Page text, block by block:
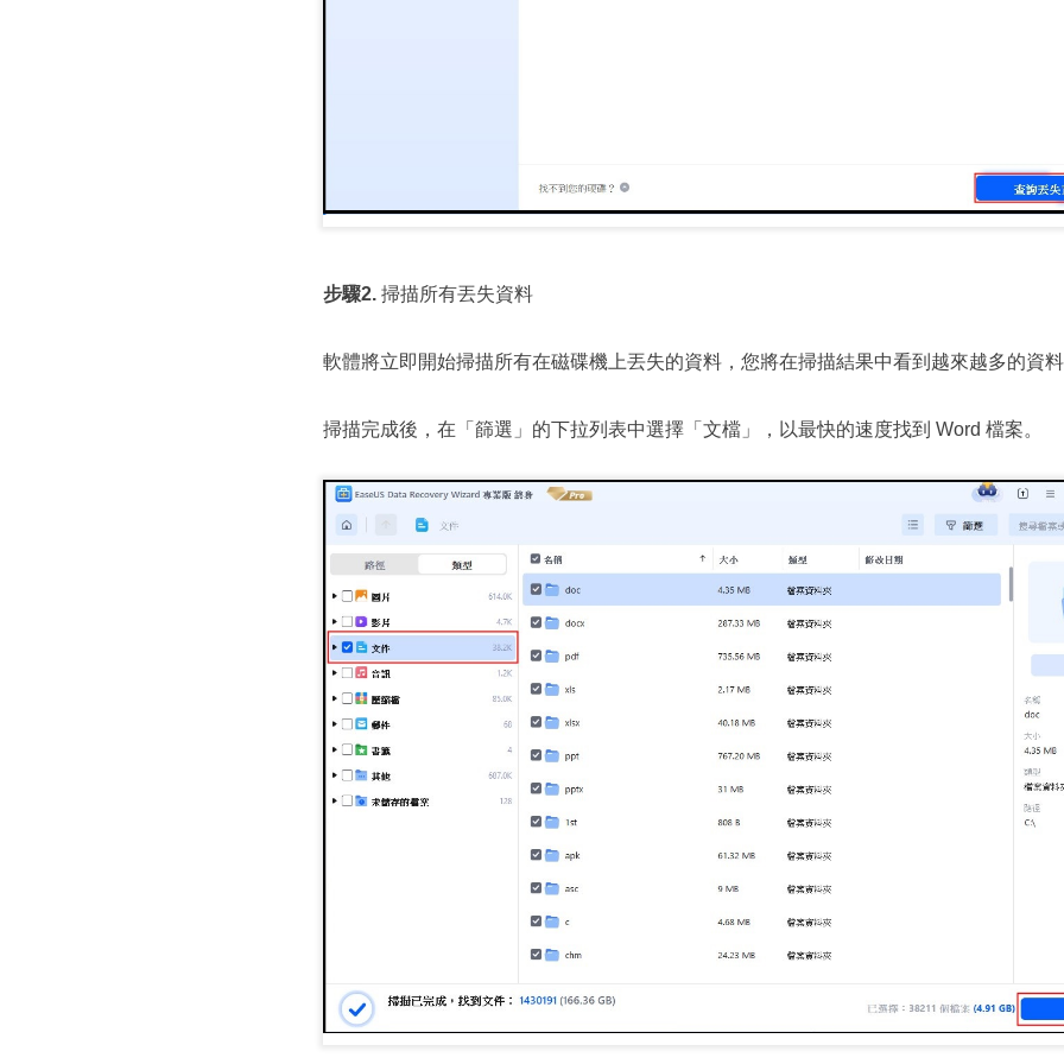
步驟2. 掃描所有丟失資料
軟體將立即開始掃描所有在磁碟機上丟失的資料，您將在掃描結果中看到越來越多的資
掃描完成後，在「篩選」的下拉列表中選擇「文檔」，以最快的速度找到 Word 檔案。